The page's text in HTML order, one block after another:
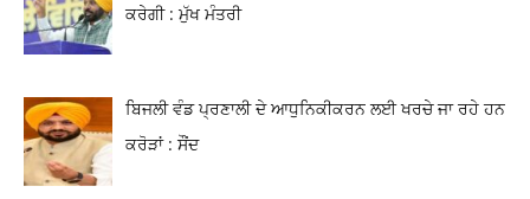
ਕਰੇਗੀ : ਮੁੱਖ ਮੰਤਰੀ
ਬਿਜਲੀ ਵੰਡ ਪ੍ਰਣਾਲੀ ਦੇ ਆਧੁਨਿਕੀਕਰਨ ਲਈ ਖਰਚੇ ਜਾ ਰਹੇ ਹਨ
ਕਰੋੜਾਂ : ਸੌਂਦ